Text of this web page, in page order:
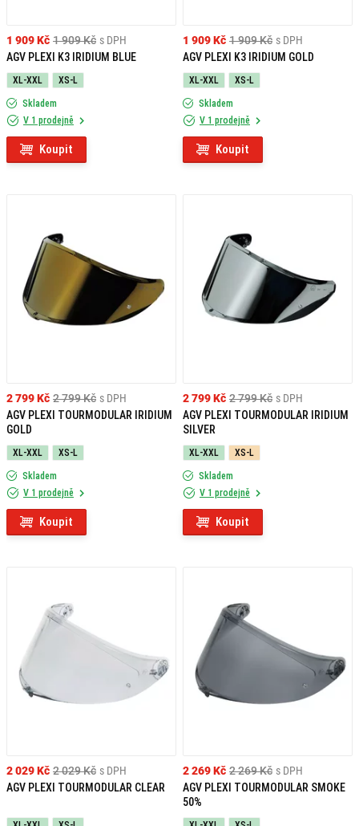
1 909 Kč
1 909 Kč
s DPH
AGV PLEXI K3 IRIDIUM BLUE
XL-XXL XS-L
Skladem
V 1 prodejně
Koupit
1 909 Kč
1 909 Kč
s DPH
AGV PLEXI K3 IRIDIUM GOLD
XL-XXL XS-L
Skladem
V 1 prodejně
Koupit
2 799 Kč
2 799 Kč
s DPH
AGV PLEXI TOURMODULAR IRIDIUM
GOLD
XL-XXL XS-L
Skladem
V 1 prodejně
Koupit
2 799 Kč
2 799 Kč
s DPH
AGV PLEXI TOURMODULAR IRIDIUM
SILVER
XL-XXL XS-L
Skladem
V 1 prodejně
Koupit
2 029 Kč
2 029 Kč
s DPH
AGV PLEXI TOURMODULAR CLEAR
2 269 Kč
2 269 Kč
s DPH
AGV PLEXI TOURMODULAR SMOKE
50%